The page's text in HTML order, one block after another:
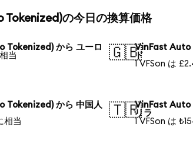
Tokenized)の今日の換算価格
から ユーロ
当
🇬🇧VinFast Auto
ド
1 VFSon は
Tokenized) から 中国人
相当
🇹🇷VinFast Auto
リラ
1 VFSon は